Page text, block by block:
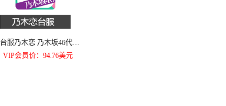
服乃木恋 乃木坂46代充1
1000NC增量包
VIP会员价：94.76美元